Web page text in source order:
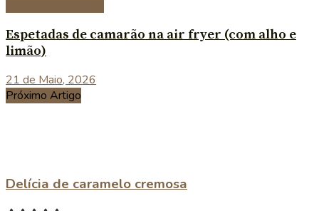
Espetadas de camarão na air fryer (com alho e
limão)
21 de Maio, 2026
Próximo Artigo
Delícia de caramelo cremosa